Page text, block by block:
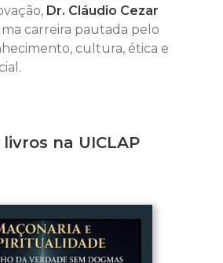
Dr. Cláudio Cezar
carreira pautada pelo
cultura, ética e
livros na UICLAP